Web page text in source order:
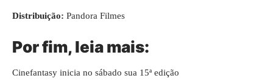
Distribuição: Pandora Filmes
Por fim, leia mais:
Cinefantasy inicia no sábado sua 15ª edição